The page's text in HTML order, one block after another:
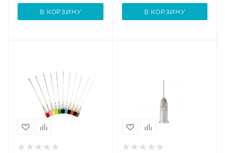
В КОРЗИНУ В КОРЗИНУ